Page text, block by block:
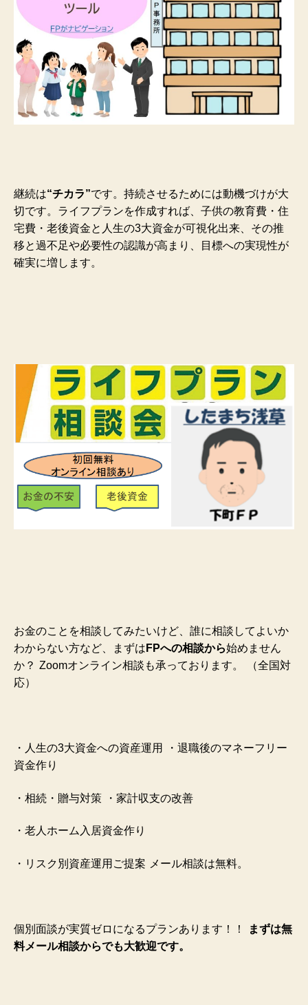
継続は“チカラ”です。持続させるためには動機づけが大
切です。ライフプランを作成すれば、子供の教育費・住
宅費・老後資金と人生の3大資金が可視化出来、その推
移と過不足や必要性の認識が高まり、目標への実現性が
確実に増します。
お金のことを相談してみたいけど、誰に相談してよいか
わからない方など、まずは FPへの相談から始めません
か？ Zoomオンライン相談も承っております。
（全国対
応）
・人生の3大資金への資産運用
・退職後のマネーフリー
資金作り
・相続・贈与対策 ・家計収支の改善
・老人ホーム入居資金作り
・リスク別資産運用ご提案 メール相談は無料。
個別面談が実質ゼロになるプランあります！！
まずは無
料メール相談からでも大歓迎です。